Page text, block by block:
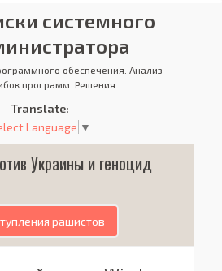
системного
обеспечения. Анализ
программ. Решения
Translate:
Language ▼
Украины и геноцид
рашистов